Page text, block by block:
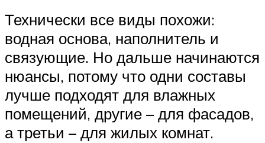
Технически все виды похожи:
водная основа, наполнитель и
связующие. Но дальше начинаются
нюансы, потому что одни составы
лучше подходят для влажных
помещений, другие – для фасадов,
а третьи – для жилых комнат.